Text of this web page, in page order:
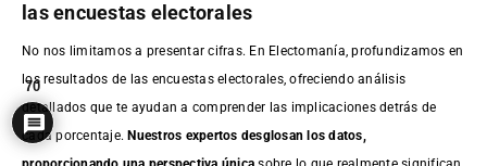
las encuestas electorales
No nos limitamos a presentar cifras. En Electomanía, profundizamos en
los resultados de las encuestas electorales, ofreciendo análisis
detallados que te ayudan a comprender las implicaciones detrás de
cada porcentaje. Nuestros expertos desglosan los datos,
70